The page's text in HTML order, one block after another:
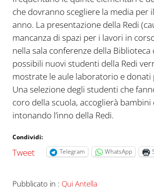
che dovranno scegliere la media per
anno. La presentazione della Redi
mancanza di spazi per i lavori in
nella sala conferenze della Biblioteca
possibili nuovi studenti della Redi
mostrate le aule laboratorio e donati
Una selezione degli studenti che
coro della scuola, accoglierà bambini
intonando l’inno della Redi.
Condividi:
Tweet Telegram WhatsApp
Pubblicato in : Qui Antella